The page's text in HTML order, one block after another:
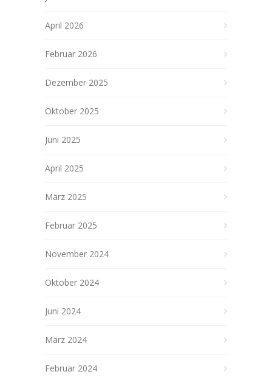
April 2026
Februar 2026
Dezember 2025
Oktober 2025
Juni 2025
April 2025
März 2025
Februar 2025
November 2024
Oktober 2024
Juni 2024
März 2024
Februar 2024